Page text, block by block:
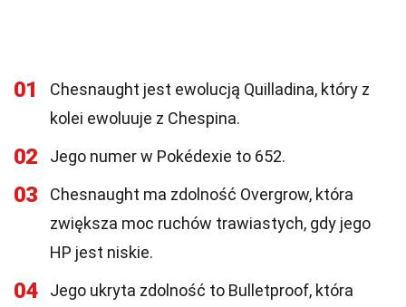
01
Chesnaught jest ewolucją Quilladina, który z
kolei ewoluuje z Chespina.
02 Jego numer w Pokédexie to 652.
03
Chesnaught ma zdolność Overgrow, która
zwiększa moc ruchów trawiastych, gdy jego
HP jest niskie.
04
Jego ukryta zdolność to Bulletproof, która